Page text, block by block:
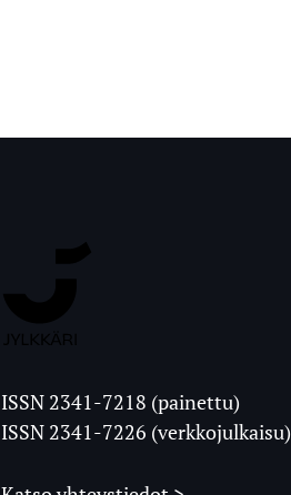
Ylioppilaslehti
ISSN 2341-7218 (painettu)
ISSN 2341-7226 (verkkojulkaisu)